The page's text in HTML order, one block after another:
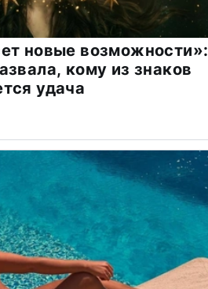
новые возможности»:
кому из знаков
удача